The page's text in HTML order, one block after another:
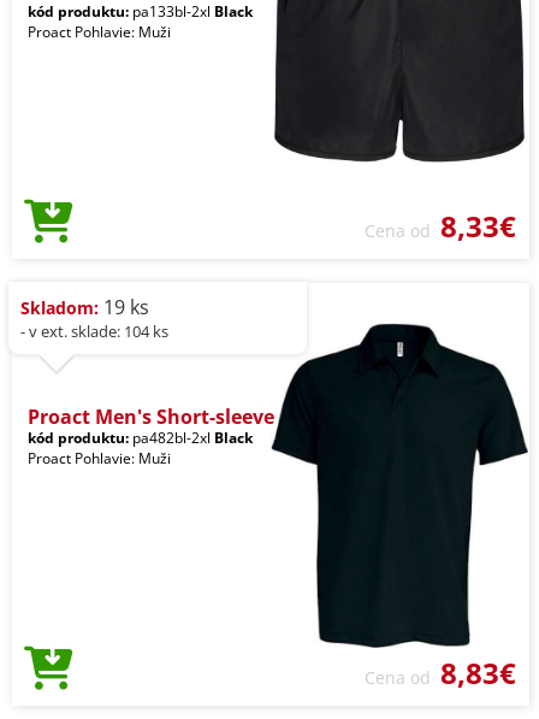
kód produktu: pa133bl-2xl Black
Proact Pohlavie: Muži
Cena od 8,33€
Skladom: 19 ks
- v ext. sklade: 104 ks
Proact Men's Short-sleeve
kód produktu: pa482bl-2xl Black
Proact Pohlavie: Muži
Cena od 8,83€